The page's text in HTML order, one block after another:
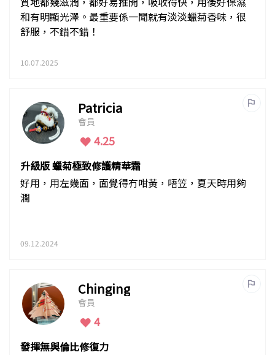
和有明顯光澤。最重要係一聞就有淡淡蠟菊香味，很
舒服，不錯不錯！
10.07.2025
Patricia
會員
4.25
升級版 蠟菊極致修護精華霜
好用，用左幾面，面覺得冇咁黃，唔笠，夏天時用夠
潤
09.12.2024
Chinging
會員
4
發揮無與倫比修復力